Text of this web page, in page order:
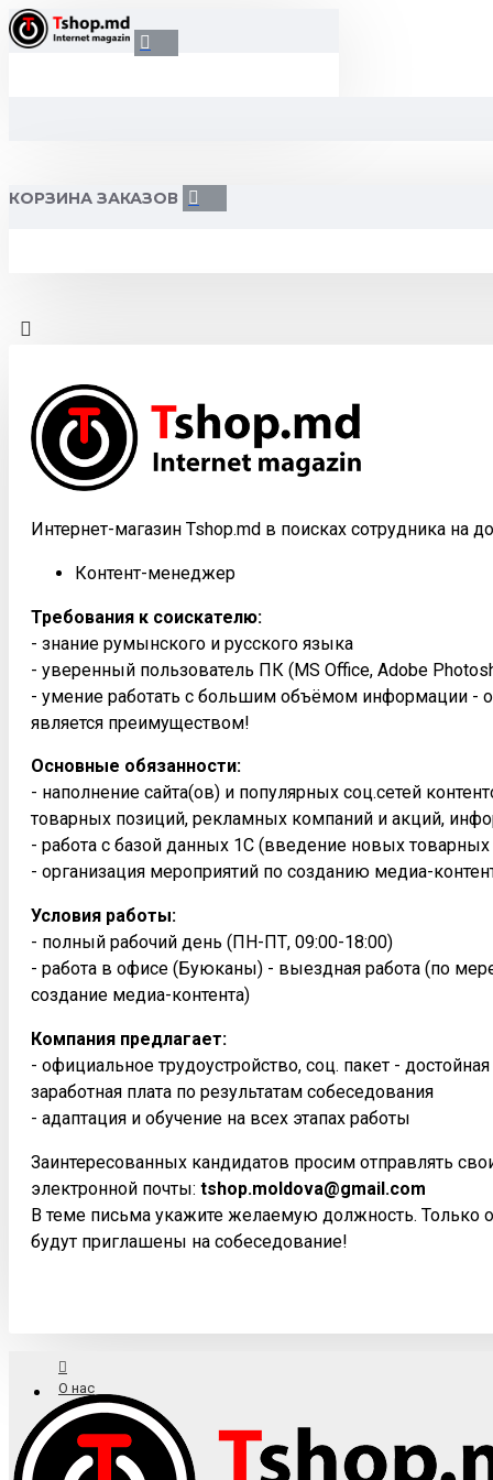
КОРЗИНА ЗАКАЗОВ
Интернет-магазин Tshop.md в поисках сотрудника на
Контент-менеджер
Требования к соискателю:
- знание румынского и русского языка
- уверенный пользователь ПК (MS Office, Adobe
- умение работать с большим объёмом информации -
является преимуществом!
Основные обязанности:
- наполнение сайта(ов) и популярных соц.сетей
товарных позиций, рекламных компаний и акций,
- работа с базой данных 1С (введение новых
- организация мероприятий по созданию медиа-
Условия работы:
- полный рабочий день (ПН-ПТ, 09:00-18:00)
- работа в офисе (Буюканы) - выездная работа (по
создание медиа-контента)
Компания предлагает:
- официальное трудоустройство, соц. пакет -
заработная плата по результатам собеседования
- адаптация и обучение на всех этапах работы
Заинтересованных кандидатов просим отправлять
электронной почты: tshop.moldova@gmail.com
В теме письма укажите желаемую должность. Только
будут приглашены на собеседование!
О нас
Доставка